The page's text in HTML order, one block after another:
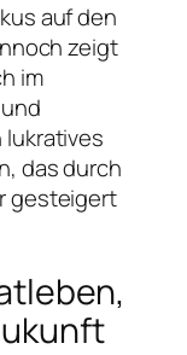
auf den
zeigt
im
das durch
gesteigert